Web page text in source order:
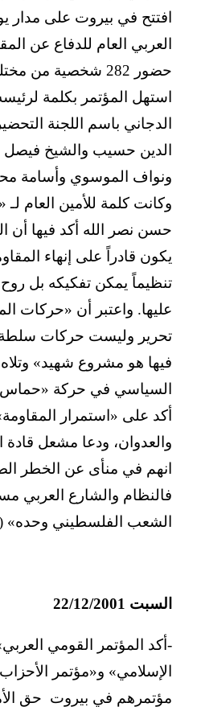
افتتح في بيروت على مدار
العربي العام للدفاع عن
حضور 282 شخصية من
استهل المؤتمر بكلمة
الدجاني باسم اللجنة
الدين حسيب والشيخ
ونواف الموسوي وأسامة
وكانت كلمة للأمين العام
حسن نصر الله أكد فيها أن
يكون قادراً على إنهاء
تنظيماً يمكن تفكيكه بل
عليها. واعتبر أن «حركات
تحرير وليست حركات
فيها هو مشروع شهيد»
السياسي في حركة
أكد على «استمرار
والعدوان، ودعا مشعل قادة
انهم في منأى عن الخطر
فالنظام والشارع العربي
الشعب الفلسطيني وحده»
السبت 22/12/2001
-أكد المؤتمر القومي
الإسلامي» و«مؤتمر
مؤتمرهم في بيروت حق